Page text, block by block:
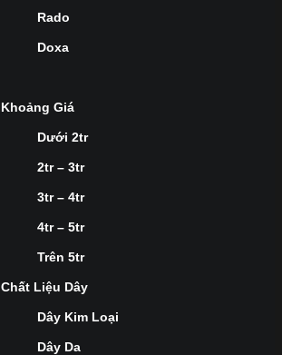
Rado
Doxa
Khoảng Giá
Dưới 2tr
2tr – 3tr
3tr – 4tr
4tr – 5tr
Trên 5tr
Chất Liệu Dây
Dây Kim Loại
Dây Da